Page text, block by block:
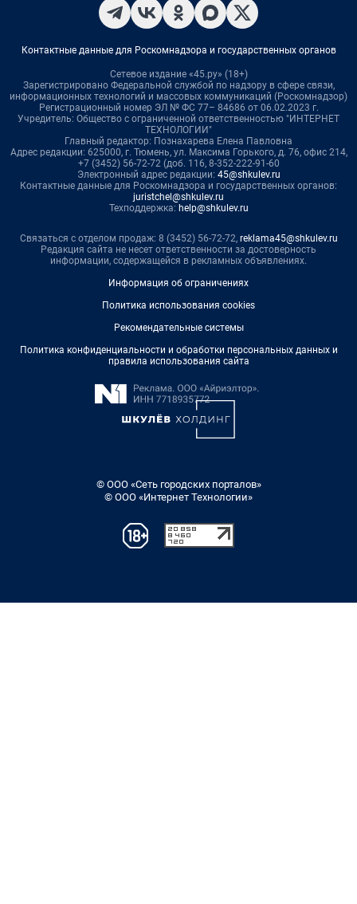
Контактные данные для Роскомнадзора и государственных органов
Сетевое издание «45.ру» (18+)
Зарегистрировано Федеральной службой по надзору в сфере связи,
информационных технологий и массовых коммуникаций (Роскомнадзор)
Регистрационный номер ЭЛ № ФС 77– 84686 от 06.02.2023 г.
Учредитель: Общество с ограниченной ответственностью "ИНТЕРНЕТ
ТЕХНОЛОГИИ"
Главный редактор: Познахарева Елена Павловна
Адрес редакции: 625000, г. Тюмень, ул. Максима Горького, д. 76, офис 214,
+7 (3452) 56-72-72 (доб. 116, 8-352-222-91-60
Электронный адрес редакции: 45@shkulev.ru
Контактные данные для Роскомнадзора и государственных органов:
juristchel@shkulev.ru
Техподдержка: help@shkulev.ru
Связаться с отделом продаж: 8 (3452) 56-72-72, reklama45@shkulev.ru
Редакция сайта не несет ответственности за достоверность
информации, содержащейся в рекламных объявлениях.
Информация об ограничениях
Политика использования cookies
Рекомендательные системы
Политика конфиденциальности и обработки персональных данных и
правила использования сайта
© ООО «Сеть городских порталов»
© ООО «Интернет Технологии»